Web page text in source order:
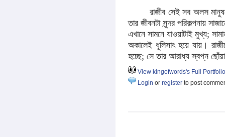
রাজীব সেই সব অলস
তার জীবনটা সুন্দর পরিকল্পনায়
এখানে সামনে যাওয়াটাই মুখ্য;
অকালেই ধূলিসাৎ হয়ে যায়।
হচ্ছে; সে তার আরাধ্য স্বপ্ন
View kingofwords's Full Portfolio
Login or register to post